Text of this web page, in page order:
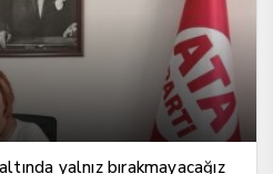
yalnız bırakmayacağız